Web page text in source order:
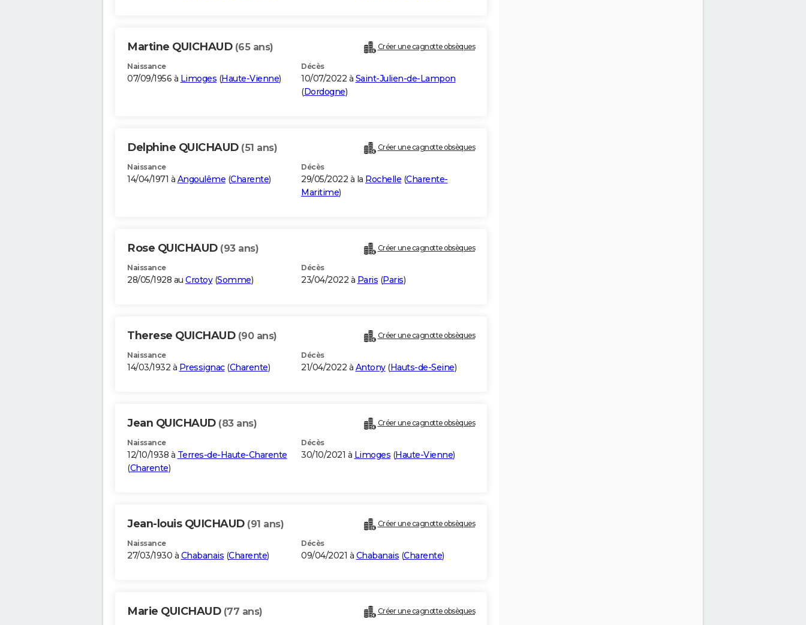
Martine QUICHAUD (65 ans) Créer une cagnotte obsèques
Naissance
07/09/1956 à Limoges (Haute-Vienne)
Décès
10/07/2022 à Saint-Julien-de-Lampon
(Dordogne)
Delphine QUICHAUD (51 ans) Créer une cagnotte obsèques
Naissance
14/04/1971 à Angoulême (Charente)
Décès
29/05/2022 à la Rochelle (Charente-
Maritime)
Rose QUICHAUD (93 ans) Créer une cagnotte obsèques
Naissance
28/05/1928 au Crotoy(Somme)
Décès
23/04/2022 à Paris (Paris)
Therese QUICHAUD (90 ans) Créer une cagnotte obsèques
Naissance
14/03/1932 à Pressignac(Charente)
Décès
21/04/2022 à Antony(Hauts-de-Seine)
Jean QUICHAUD (83 ans) Créer une cagnotte obsèques
Naissance
12/10/1938 à Terres-de-Haute-Charente
(Charente)
Décès
30/10/2021 à Limoges (Haute-Vienne)
Jean-louis QUICHAUD (91 ans) Créer une cagnotte obsèques
Naissance
27/03/1930 à Chabanais (Charente)
Décès
09/04/2021 à Chabanais (Charente)
Marie QUICHAUD (77 ans) Créer une cagnotte obsèques